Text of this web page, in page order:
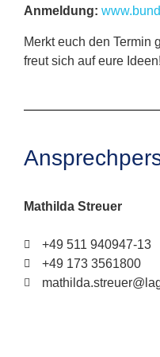
Anmeldung:
Merkt euch den Termin
freut sich auf eure Ideen!
Mathilda Streuer
+49 511 940947-13
+49 173 3561800